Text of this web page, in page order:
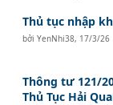
Thủ tục nhập
bởiYenNhi38, 17/3/26
Thông tư 121/
Thủ Tục Hải